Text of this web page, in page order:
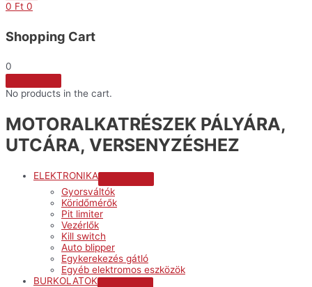
0 Ft 0
Shopping Cart
0
No products in the cart.
MOTORALKATRÉSZEK PÁLYÁRA,
UTCÁRA, VERSENYZÉSHEZ
ELEKTRONIKA
Gyorsváltók
Köridőmérők
Pit limiter
Vezérlők
Kill switch
Auto blipper
Egykerekezés gátló
Egyéb elektromos eszközök
BURKOLATOK